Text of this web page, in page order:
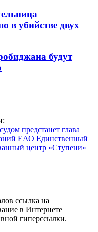
в убийстве двух
будут
предстанет глава
ЕАО Единственный
центр «Ступени»
ссылка на
в Интернете
гиперссылки.